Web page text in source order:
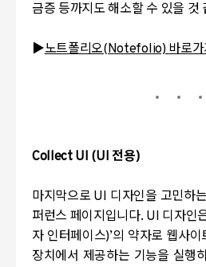
금증 등까지도 해소할 수 있을 것
▶노트폴리오(Notefolio) 바로가
Collect UI (UI전용)
마지막으로 UI 디자인을 고민하
퍼런스 페이지입니다. UI 디자인
자 인터페이스)’의 약자로 웹사이
장치에서 제공하는 기능을 실행